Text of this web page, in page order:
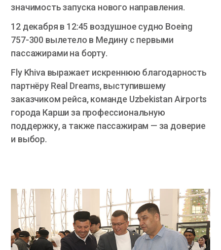
значимость запуска нового направления.
12 декабря в 12:45 воздушное судно Boeing
757-300 вылетело в Медину с первыми
пассажирами на борту.
Fly Khiva выражает искреннюю благодарность
партнёру Real Dreams, выступившему
заказчиком рейса, команде Uzbekistan Airports
города Карши за профессиональную
поддержку, а также пассажирам — за доверие
и выбор.